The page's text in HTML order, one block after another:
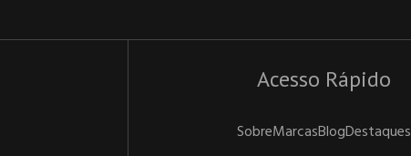
Acesso Rápido
SobreMarcasBlogDestaques